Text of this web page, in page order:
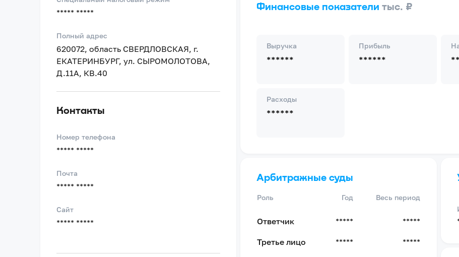
***** *****
Полный адрес
620072, область СВЕРДЛОВСКАЯ, г.
ЕКАТЕРИНБУРГ, ул. СЫРОМОЛОТОВА,
Д.11А, КВ.40
Контакты
Номер телефона
***** *****
Почта
***** *****
Сайт
***** *****
Финансовые показателитыс. ₽
Выручка
******
Прибыль
******
Расходы
******
Арбитражные суды
Роль Год Весь период
Ответчик ***** *****
Третье лицо ***** *****